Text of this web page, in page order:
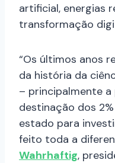
artificial, energias
transformação
“Os últimos anos
da história da
– principalmente
destinação dos
estado para
feito toda a
Wahrhaftig,